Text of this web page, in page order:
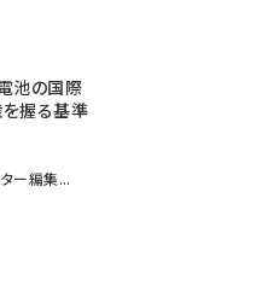
池の国際
握る基準
ー編集...